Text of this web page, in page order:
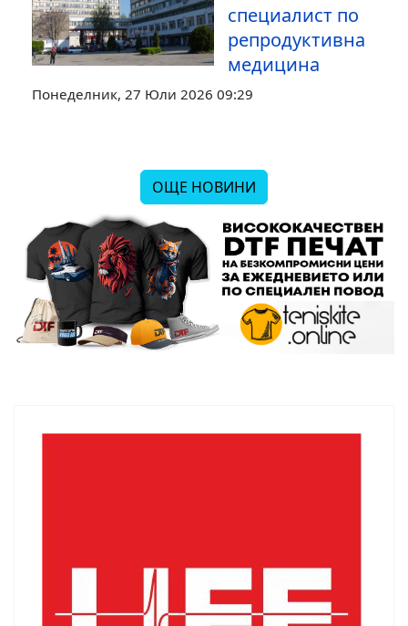
специалист по
репродуктивна
медицина
Понеделник, 27 Юли 2026 09:29
ОЩЕ НОВИНИ